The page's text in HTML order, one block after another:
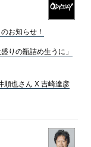
お知らせ！
りの瓶詰め生うに」
順也さん X 吉崎達彦